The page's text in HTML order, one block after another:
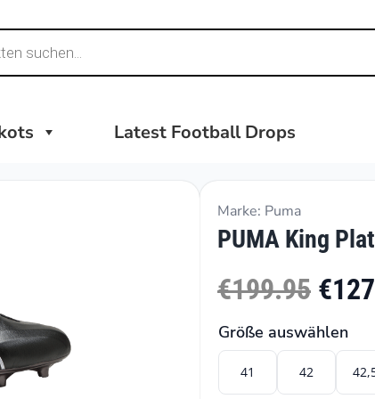
Latest Football Drops
Marke: Puma
PUMA King
€199.95
Größe auswählen
41 42